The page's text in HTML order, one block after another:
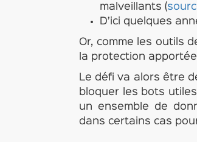
malveillants (
D’ici quelques
Or, comme les outils
la protection
Le défi va alors être
bloquer les bots
un ensemble de
dans certains cas